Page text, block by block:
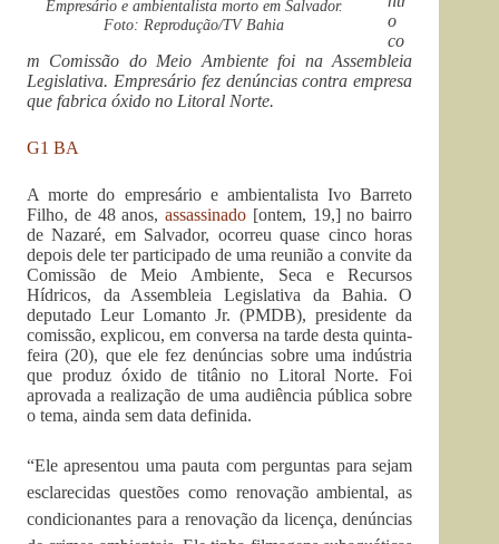
Empresário e ambientalista morto em Salvador.
Foto: Reprodução/TV Bahia
o
co
m Comissão do Meio Ambiente foi na Assembleia
Legislativa. Empresário fez denúncias contra empresa
que fabrica óxido no Litoral Norte.
G1 BA
A morte do empresário e ambientalista Ivo Barreto
Filho, de 48 anos,assassinado [ontem, 19,] no bairro
de Nazaré, em Salvador, ocorreu quase cinco horas
depois dele ter participado de uma reunião a convite da
Comissão de Meio Ambiente, Seca e Recursos
Hídricos, da Assembleia Legislativa da Bahia. O
deputado Leur Lomanto Jr. (PMDB), presidente da
comissão, explicou, em conversa na tarde desta quinta-
feira (20), que ele fez denúncias sobre uma indústria
que produz óxido de titânio no Litoral Norte. Foi
aprovada a realização de uma audiência pública sobre
o tema, ainda sem data definida.
“Ele apresentou uma pauta com perguntas para sejam
esclarecidas questões como renovação ambiental, as
condicionantes para a renovação da licença, denúncias